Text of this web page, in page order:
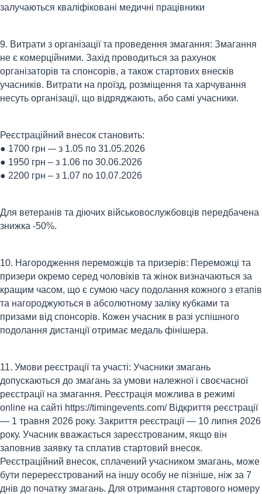
залучаються кваліфіковані медичні працівники
9. Витрати з організації та проведення змагання: Змагання
не є комерційними. Захід проводиться за рахунок
організаторів та спонсорів, а також стартових внесків
учасників. Витрати на проїзд, розміщення та харчування
несуть організації, що відряджають, або самі учасники.
Реєстраційний внесок становить:
● 1700 грн -– з 1.05 по 31.05.2026
● 1950 грн – з 1.06 по 30.06.2026
● 2200 грн – з 1.07 по 10.07.2026
Для ветеранів та діючих військовослужбовців передбачена
знижка -50%.
10. Нагородження переможців та призерів: Переможці та
призери окремо серед чоловіків та жінок визначаються за
кращим часом, що є сумою часу подолання кожного з етапів
та нагороджуються в абсолютному заліку кубками та
призами від спонсорів. Кожен учасник в разі успішного
подолання дистанції отримає медаль фінішера.
11. Умови реєстрації та участі: Учасники змагань
допускаються до змагань за умови належної і своєчасної
реєстрації на змагання. Реєстрація можлива в режимі
online на сайті https://timingevents.com/ Відкриття реєстрації
— 1 травня 2026 року. Закриття реєстрації — 10 липня 2026
року. Учасник вважається зареєстрованим, якщо він
заповнив заявку та сплатив стартовий внесок.
Реєстраційний внесок, сплачений учасником змагань, може
бути перереєстрований на іншу особу не пізніше, ніж за 7
днів до початку змагань. Для отримання стартового номеру